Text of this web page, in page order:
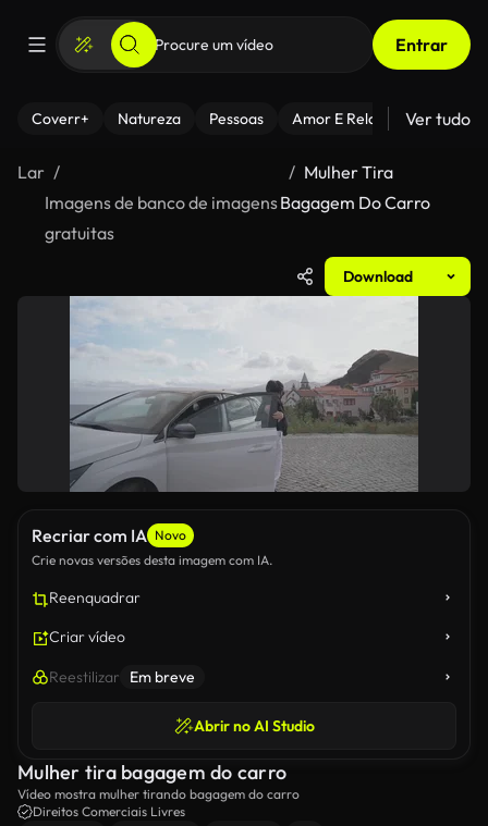
Entrar
Coverr+ Natureza Pessoas Amor E Relacionamentos
Ver tudo
Lar
Imagens de banco de imagens
gratuitas
Mulher Tira
Bagagem Do Carro
Download
Recriar com IA Novo
Crie novas versões desta imagem com IA.
Reenquadrar
Criar vídeo
Reestilizar Em breve
Abrir no AI Studio
Mulher tira bagagem do carro
Vídeo mostra mulher tirando bagagem do carro
Direitos Comerciais Livres